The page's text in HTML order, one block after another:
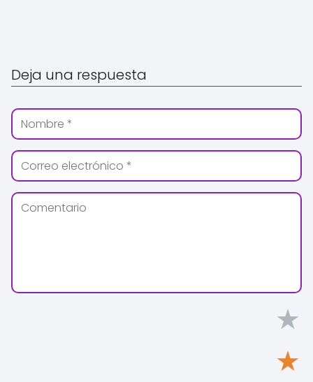
Deja una respuesta
★
★